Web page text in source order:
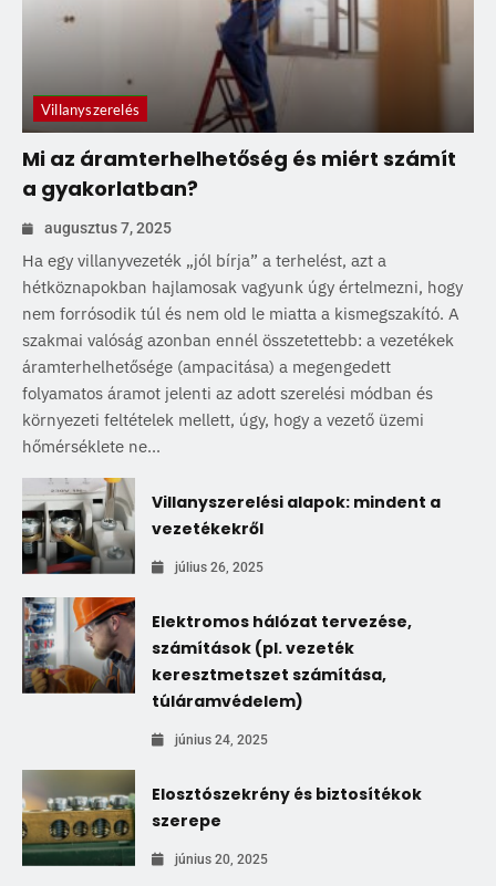
Villanyszerelés
Mi az áramterhelhetőség és miért számít
a gyakorlatban?
augusztus 7, 2025
Ha egy villanyvezeték „jól bírja” a terhelést, azt a
hétköznapokban hajlamosak vagyunk úgy értelmezni, hogy
nem forrósodik túl és nem old le miatta a kismegszakító. A
szakmai valóság azonban ennél összetettebb: a vezetékek
áramterhelhetősége (ampacitása) a megengedett
folyamatos áramot jelenti az adott szerelési módban és
környezeti feltételek mellett, úgy, hogy a vezető üzemi
hőmérséklete ne...
Villanyszerelési alapok: mindent a
vezetékekről
július 26, 2025
Elektromos hálózat tervezése,
számítások (pl. vezeték
keresztmetszet számítása,
túláramvédelem)
június 24, 2025
Elosztószekrény és biztosítékok
szerepe
június 20, 2025